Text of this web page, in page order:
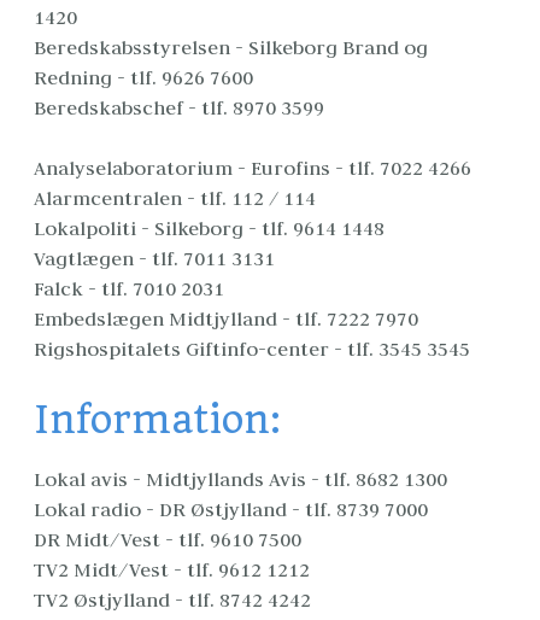
1420
Beredskabsstyrelsen - Silkeborg Brand og
Redning - tlf. 9626 7600
Beredskabschef - tlf. 8970 3599
Analyselaboratorium - Eurofins - tlf. 7022 4266
Alarmcentralen - tlf. 112 / 114
Lokalpoliti - Silkeborg - tlf. 9614 1448
Vagtlægen - tlf. 7011 3131
Falck - tlf. 7010 2031
Embedslægen Midtjylland - tlf. 7222 7970
Rigshospitalets Giftinfo-center - tlf. 3545 3545
Information:
Lokal avis - Midtjyllands Avis - tlf. 8682 1300
Lokal radio - DR Østjylland - tlf. 8739 7000
DR Midt/Vest - tlf. 9610 7500
TV2 Midt/Vest - tlf. 9612 1212
TV2 Østjylland - tlf. 8742 4242